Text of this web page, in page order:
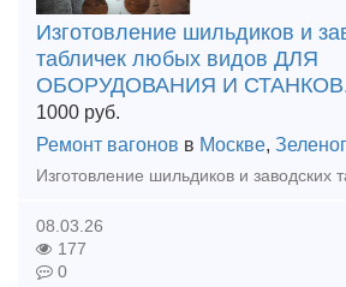
Изготовление шильдиков и
табличек любых видов ДЛЯ
ОБОРУДОВАНИЯ И
1000 руб.
Ремонт вагонов в Москве,
08.03.26
177
0